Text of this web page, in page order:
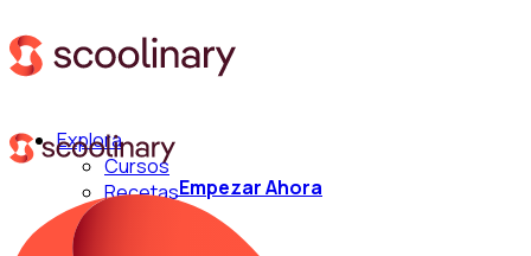
Explora
Cursos
RecetasEmpezar Ahora